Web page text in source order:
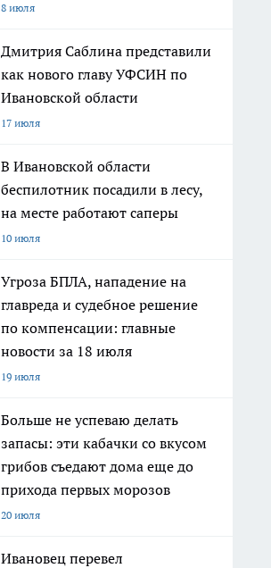
8 июля
Дмитрия Саблина представили
как нового главу УФСИН по
Ивановской области
17 июля
В Ивановской области
беспилотник посадили в лесу,
на месте работают саперы
10 июля
Угроза БПЛА, нападение на
главреда и судебное решение
по компенсации: главные
новости за 18 июля
19 июля
Больше не успеваю делать
запасы: эти кабачки со вкусом
грибов съедают дома еще до
прихода первых морозов
20 июля
Ивановец перевел